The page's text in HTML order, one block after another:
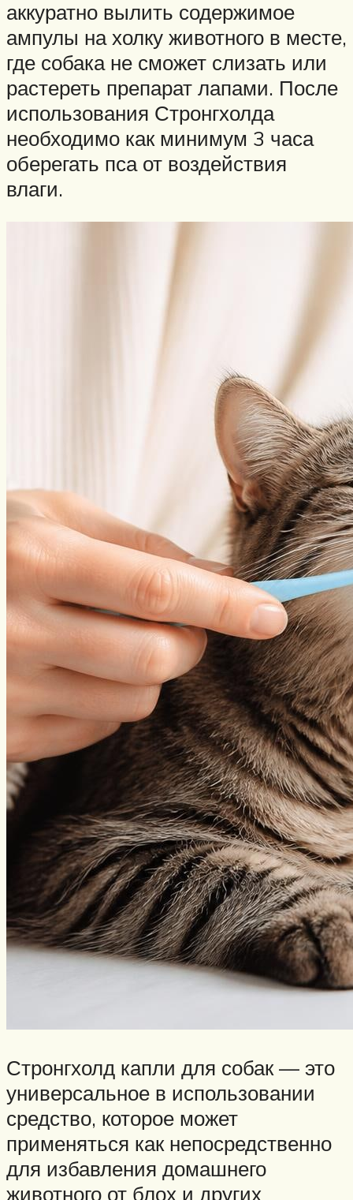
аккуратно вылить содержимое
ампулы на холку животного в месте,
где собака не сможет слизать или
растереть препарат лапами. После
использования Стронгхолда
необходимо как минимум 3 часа
оберегать пса от воздействия
влаги.
Стронгхолд капли для собак — это
универсальное в использовании
средство, которое может
применяться как непосредственно
для избавления домашнего
животного от блох и других